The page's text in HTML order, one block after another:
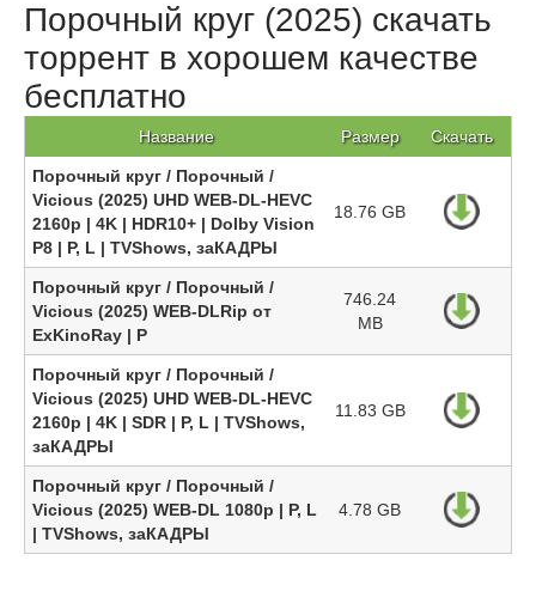
Порочный круг (2025) скачать
торрент в хорошем качестве
бесплатно
Название Размер Скачать
Порочный круг / Порочный /
Vicious (2025) UHD WEB-DL-HEVC
2160p | 4K | HDR10+ | Dolby Vision
P8 | P, L | TVShows, заКАДРЫ
18.76 GB
Порочный круг / Порочный /
Vicious (2025) WEB-DLRip от
ExKinoRay | P
746.24
MB
Порочный круг / Порочный /
Vicious (2025) UHD WEB-DL-HEVC
2160p | 4K | SDR | P, L | TVShows,
заКАДРЫ
11.83 GB
Порочный круг / Порочный /
Vicious (2025) WEB-DL 1080p | P, L
| TVShows, заКАДРЫ
4.78 GB